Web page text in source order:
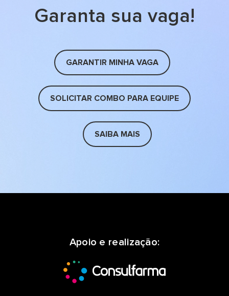
Garanta sua vaga!
GARANTIR MINHA VAGA
SOLICITAR COMBO PARA EQUIPE
SAIBA MAIS
Apoio e realização: